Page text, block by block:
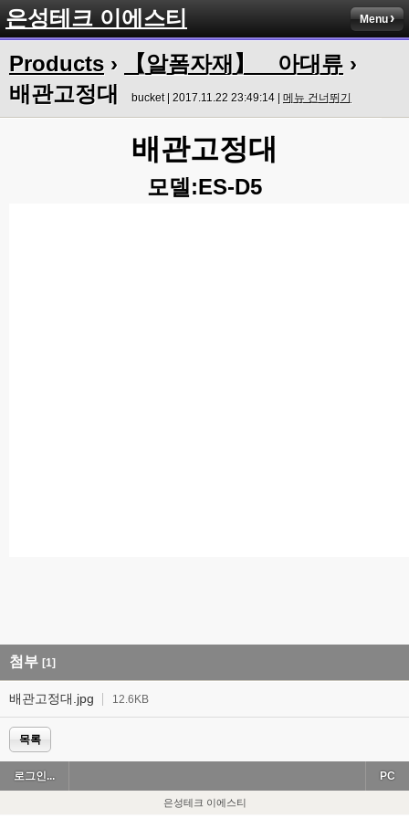
은성테크 이에스티 Menu
Products › 【알폼자재】 아대류 ›
배관고정대
bucket | 2017.11.22 23:49:14 | 메뉴 건너뛰기
배관고정대
모델:ES-D5
첨부 [1]
배관고정대.jpg 12.6KB
목록
로그인... PC
은성테크 이에스티